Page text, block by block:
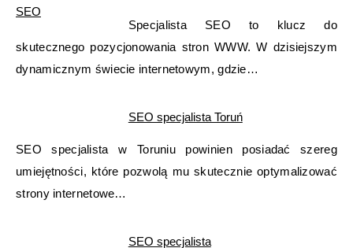
Specjalista SEO to klucz do
skutecznego pozycjonowania stron WWW. W dzisiejszym
dynamicznym świecie internetowym, gdzie…
SEO specjalista Toruń
SEO specjalista w Toruniu powinien posiadać szereg
umiejętności, które pozwolą mu skutecznie optymalizować
strony internetowe…
SEO specjalista